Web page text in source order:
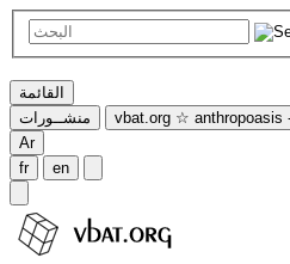
القائمة
منشــورات
Ar
fr
en